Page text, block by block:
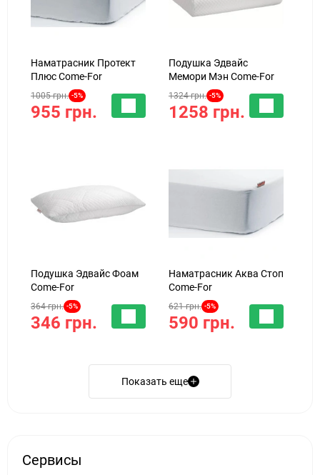
Наматрасник Протект
Плюс Come-For
1005 грн. -5%
955 грн.
Подушка Эдвайс
Мемори Мэн Come-For
1324 грн. -5%
1258 грн.
Подушка Эдвайс Фоам
Come-For
364 грн. -5%
346 грн.
Наматрасник Аква Стоп
Come-For
621 грн. -5%
590 грн.
Показать еще
Сервисы